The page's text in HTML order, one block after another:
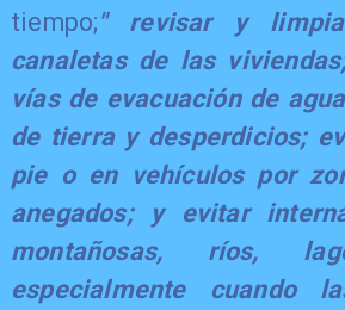
tiempo;" revisar y
canaletas de las
vías de evacuación de
de tierra y desperdicios;
pie o en vehículos por
anegados; y evitar
montañosas, ríos,
especialmente cuando